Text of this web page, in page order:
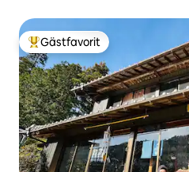
Populär gästfavorit
Gästfavorit